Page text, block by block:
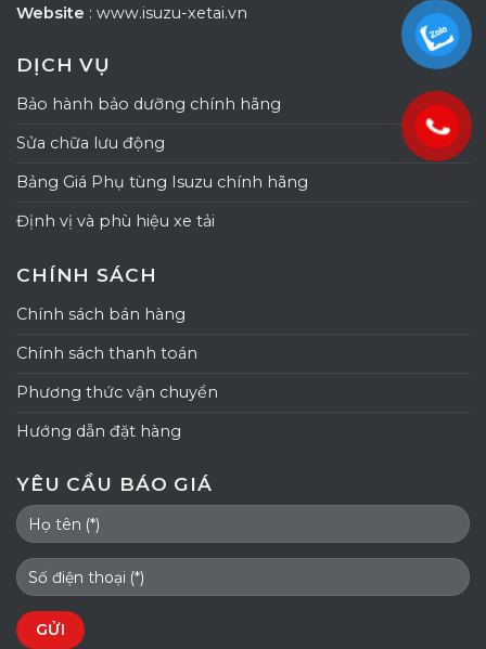
Website : www.isuzu-xetai.vn
DỊCH VỤ
Bảo hành bảo dưỡng chính hãng
Sửa chữa lưu động
Bảng Giá Phụ tùng Isuzu chính hãng
Định vị và phù hiệu xe tải
CHÍNH SÁCH
Chính sách bán hàng
Chính sách thanh toán
Phương thức vận chuyển
Hướng dẫn đặt hàng
YÊU CẦU BÁO GIÁ